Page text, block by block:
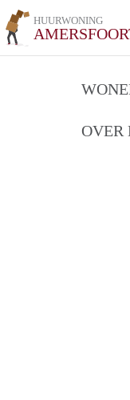
HUURWONING
OVER